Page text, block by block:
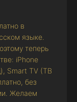
в
языке.
теперь
iPhone
Smart TV (ТВ
без
Желаем